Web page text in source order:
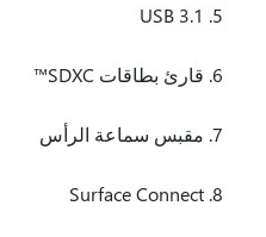
USB 3.1
قارئ بطاقات SDXC™
مقبس سماعة الرأس
Surface Connect